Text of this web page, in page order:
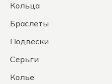
Кольца
Браслеты
Подвески
Серьги
Колье